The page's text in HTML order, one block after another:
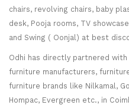
chairs, revolving chairs, baby
desk, Pooja rooms, TV
and Swing ( Oonjal) at best
Odhi has directly partnered
furniture manufacturers,
furniture brands like Nilkamal,
Hompac, Evergreen etc., in